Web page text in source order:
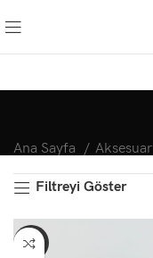
Ana Sayfa Aksesuar
Filtreyi Göster
-33%